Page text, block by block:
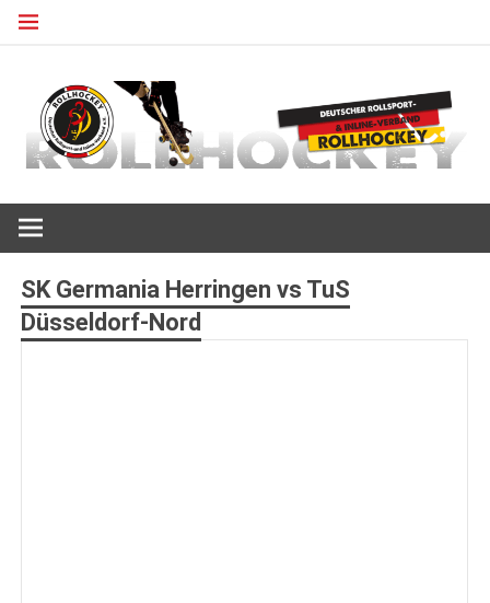
Zum
SK Germania Herringen vs TuS
Düsseldorf-Nord